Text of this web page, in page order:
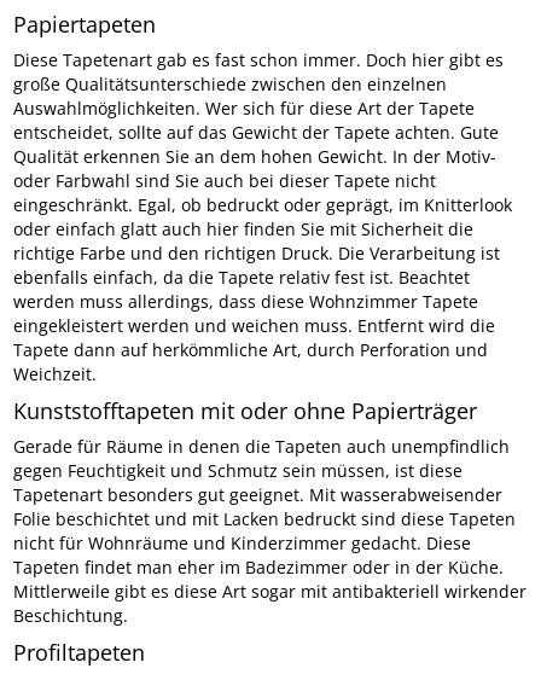
Papiertapeten
Diese Tapetenart gab es fast schon immer. Doch hier gibt es
große Qualitätsunterschiede zwischen den einzelnen
Auswahlmöglichkeiten. Wer sich für diese Art der Tapete
entscheidet, sollte auf das Gewicht der Tapete achten. Gute
Qualität erkennen Sie an dem hohen Gewicht. In der Motiv-
oder Farbwahl sind Sie auch bei dieser Tapete nicht
eingeschränkt. Egal, ob bedruckt oder geprägt, im Knitterlook
oder einfach glatt auch hier finden Sie mit Sicherheit die
richtige Farbe und den richtigen Druck. Die Verarbeitung ist
ebenfalls einfach, da die Tapete relativ fest ist. Beachtet
werden muss allerdings, dass diese Wohnzimmer Tapete
eingekleistert werden und weichen muss. Entfernt wird die
Tapete dann auf herkömmliche Art, durch Perforation und
Weichzeit.
Kunststofftapeten mit oder ohne Papierträger
Gerade für Räume in denen die Tapeten auch unempfindlich
gegen Feuchtigkeit und Schmutz sein müssen, ist diese
Tapetenart besonders gut geeignet. Mit wasserabweisender
Folie beschichtet und mit Lacken bedruckt sind diese Tapeten
nicht für Wohnräume und Kinderzimmer gedacht. Diese
Tapeten findet man eher im Badezimmer oder in der Küche.
Mittlerweile gibt es diese Art sogar mit antibakteriell wirkender
Beschichtung.
Profiltapeten